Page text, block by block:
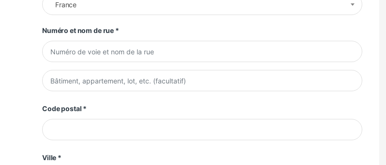
France
Numéro et nom de rue *
Appartement, suite, unité, etc.
Code postal *
Ville *